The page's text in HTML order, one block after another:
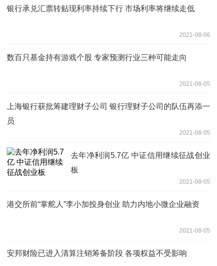
银行承兑汇票转贴现利率持续下行 市场利率将继续走低
2021-08-06
数百只基金持有游戏个股 专家预测行业三种可能走向
2021-08-05
上海银行获批筹建理财子公司 银行理财子公司的队伍再添一
员
2021-08-05
去年净利润5.7亿 中证信用继续征战创业
板
2021-08-05
港交所前“掌舵人”李小加投身创业 助力内地小微企业融资
2021-08-05
安邦财险已进入清算注销筹备阶段 各项权益不受影响